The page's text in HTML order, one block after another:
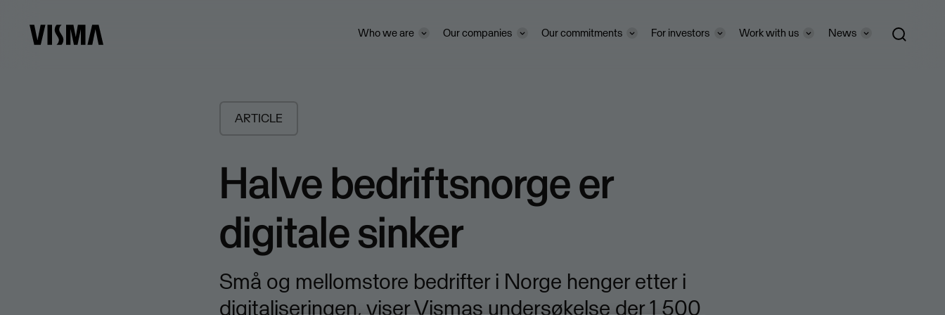
Who we are Our companies Our commitments For investors Work with us News
ARTICLE
Halve bedriftsnorge er
digitale sinker
Små og mellomstore bedrifter i Norge henger etter i
digitaliseringen, viser Vismas undersøkelse der 1 500